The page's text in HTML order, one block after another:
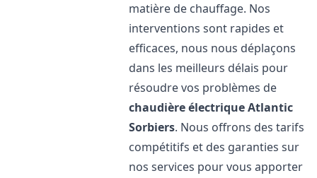
matière de chauffage. Nos
interventions sont rapides et
efficaces, nous nous déplaçons
dans les meilleurs délais pour
résoudre vos problèmes de
chaudière électrique Atlantic
Sorbiers. Nous offrons des tarifs
compétitifs et des garanties sur
nos services pour vous apporter